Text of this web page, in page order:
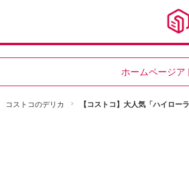
ホームページア
コストコのデリカ 【コストコ】大人気「ハイロー